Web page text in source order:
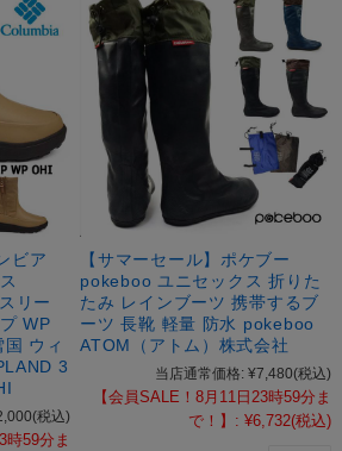
ビア
リー
WP
ウィ
3
(税込)
時59分ま
【サマーセール】ポケブー
pokeboo ユニセックス 折りた
たみ レインブーツ 携帯するブ
ーツ 長靴 軽量 防水 pokeboo
ATOM（アトム）株式会社
当店通常価格: ¥7,480(税込)
【会員SALE！8月11日23時59分ま
で！】: ¥6,732(税込)